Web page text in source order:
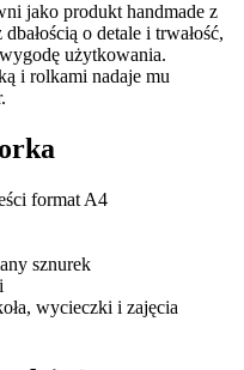
jako produkt handmade z
o detale i trwałość,
użytkowania.
i rolkami nadaje mu
format A4
sznurek
wycieczki i zajęcia